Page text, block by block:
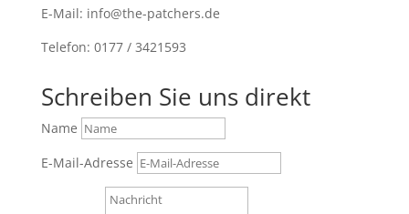
E-Mail: info@the-patchers.de
Telefon: 0177 / 3421593
Schreiben Sie uns direkt
Name
E-Mail-Adresse